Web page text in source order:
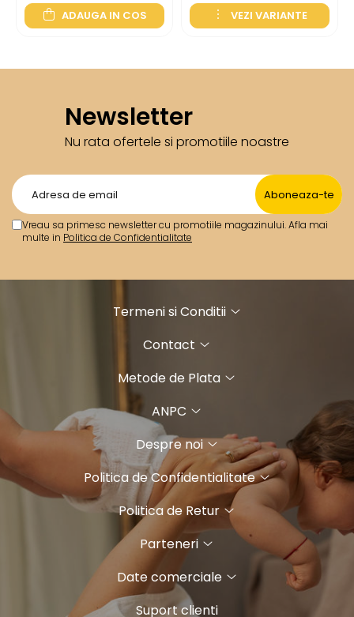
ADAUGA IN COS VEZI VARIANTE
Newsletter
Nu rata ofertele si promotiile noastre
Vreau sa primesc newsletter cu promotiile magazinului. Afla mai
multe in Politica de Confidentialitate
Termeni si Conditii
Contact
Metode de Plata
ANPC
Despre noi
Politica de Confidentialitate
Politica de Retur
Parteneri
Date comerciale
Suport clienti